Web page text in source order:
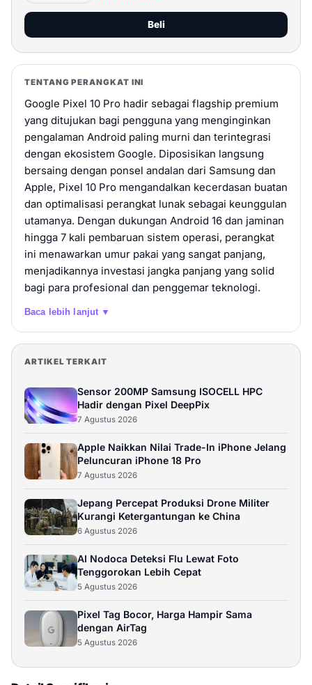
Beli
realme 10 Pro 8/128GB - Black
8GB / 128GB Rp 3.999.000
realme 10 Pro 8/128GB - Blue
8GB / 128GB Rp 3.999.000
Beli
realme 10 Pro 8/256GB - Blue
Rp 4.699.000
Beli
realme 10 Pro 8/256GB - Black
realme 10 Pro+ 12/256GB - Black
12GB / 256GB Rp 4.999.000
realme 10 Pro 8/256GB - Coca-Cola
8GB / 256GB Rp 4.999.000
Beli
realme 10 Pro+ 12/256GB - Gold
12GB / 256GB Rp 4.999.000
TENTANG PERANGKAT INI
Google Pixel 10 Pro hadir sebagai flagship premium
yang ditujukan bagi pengguna yang menginginkan
pengalaman Android paling murni dan terintegrasi
dengan ekosistem Google. Diposisikan langsung
bersaing dengan ponsel andalan dari Samsung dan
Apple, Pixel 10 Pro mengandalkan kecerdasan buatan
dan optimalisasi perangkat lunak sebagai keunggulan
utamanya. Dengan dukungan Android 16 dan jaminan
hingga 7 kali pembaruan sistem operasi, perangkat
ini menawarkan umur pakai yang sangat panjang,
menjadikannya investasi jangka panjang yang solid
bagi para profesional dan penggemar teknologi.
Baca lebih lanjut ▼
ARTIKEL TERKAIT
Sensor 200MP Samsung ISOCELL HPC
Hadir dengan Pixel DeepPix
7 Agustus 2026
Apple Naikkan Nilai Trade-In iPhone Jelang
Peluncuran iPhone 18 Pro
7 Agustus 2026
Jepang Percepat Produksi Drone Militer
Kurangi Ketergantungan ke China
6 Agustus 2026
AI Nodoca Deteksi Flu Lewat Foto
Tenggorokan Lebih Cepat
5 Agustus 2026
Pixel Tag Bocor, Harga Hampir Sama
dengan AirTag
5 Agustus 2026